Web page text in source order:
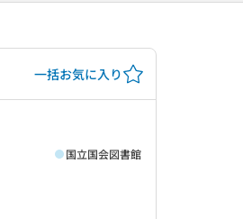
一括お気に入り
国立国会図書館